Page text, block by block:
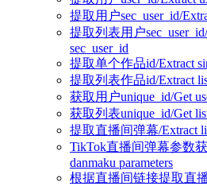
提取用户sec_user_id/
提取列表用户
sec_user_id
提取单个作品id/Extract
提取列表作品id/Extract
获取用户unique_id/Get
获取列表unique_id/Get
提取直播间弹幕/Extract
TikTok直播间弹幕参数
danmaku parameters
根据直播间链接提取直